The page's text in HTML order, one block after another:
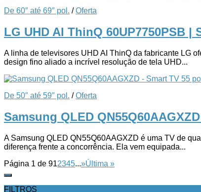
De 60″ até 69″ pol. /Oferta
LG UHD AI ThinQ 60UP7750PSB |
A linha de televisores UHD AI ThinQ da fabricante LG
design fino aliado a incrível resolução de tela UHD...
De 50″ até 59″ pol. /Oferta
Samsung QLED
A Samsung QLED QN55Q60AAGXZD é uma TV de
diferença frente a concorrência. Ela vem equipada...
Página 1 de 912345...»Última »
FILTROS